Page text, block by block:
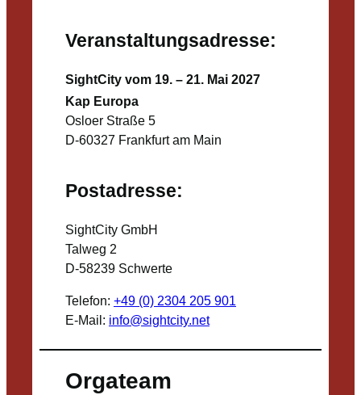
Veranstaltungsadresse:
SightCity vom 19. – 21. Mai 2027
Kap Europa
Osloer Straße 5
D-60327 Frankfurt am Main
Postadresse:
SightCity GmbH
Talweg 2
D-58239 Schwerte
Telefon: +49 (0) 2304 205 901
E-Mail: info@sightcity.net
Orgateam